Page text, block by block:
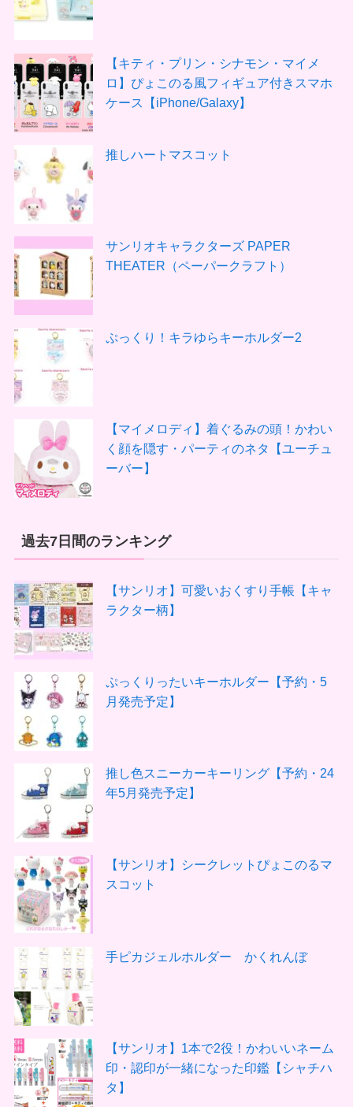
【キティ・プリン・シナモン・マイメ
ロ】ぴょこのる風フィギュア付きスマホ
ケース【iPhone/Galaxy】
推しハートマスコット
サンリオキャラクターズ PAPER
THEATER（ペーパークラフト）
ぷっくり！キラゆらキーホルダー2
【マイメロディ】着ぐるみの頭！かわい
く顔を隠す・パーティのネタ【ユーチュ
ーバー】
過去7日間のランキング
【サンリオ】可愛いおくすり手帳【キャ
ラクター柄】
ぷっくりったいキーホルダー【予約・5
月発売予定】
推し色スニーカーキーリング【予約・24
年5月発売予定】
【サンリオ】シークレットぴょこのるマ
スコット
手ピカジェルホルダー かくれんぼ
【サンリオ】1本で2役！かわいいネーム
印・認印が一緒になった印鑑【シャチハ
タ】